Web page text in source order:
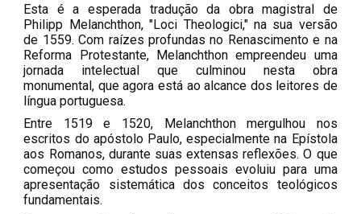
Esta é a esperada tradução da obra magistral de
Philipp Melanchthon, "Loci Theologici," na sua versão
de 1559. Com raízes profundas no Renascimento e na
Reforma Protestante, Melanchthon empreendeu uma
jornada intelectual que culminou nesta obra
monumental, que agora está ao alcance dos leitores de
língua portuguesa.
Entre 1519 e 1520, Melanchthon mergulhou nos
escritos do apóstolo Paulo, especialmente na Epístola
aos Romanos, durante suas extensas reflexões. O que
começou como estudos pessoais evoluiu para uma
apresentação sistemática dos conceitos teológicos
fundamentais.